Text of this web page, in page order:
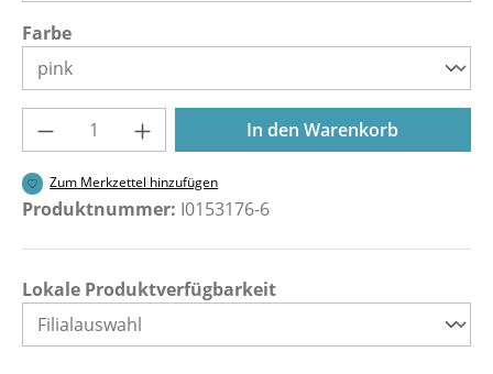
Farbeauswählen
Produkt Anzahl: Gib den gewünschten
In den Warenkorb
Zum Merkzettel hinzufügen
Produktnummer: I0153176-6
Lokale Produktverfügbarkeit